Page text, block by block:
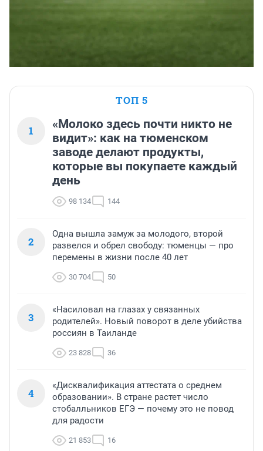
ТОП 5
1
«Молоко здесь почти никто не
видит»: как на тюменском
заводе делают продукты,
которые вы покупаете каждый
день
98 134 144
2
Одна вышла замуж за молодого, второй
развелся и обрел свободу: тюменцы — про
перемены в жизни после 40 лет
30 704 50
3
«Насиловал на глазах у связанных
родителей». Новый поворот в деле убийства
россиян в Таиланде
23 828 36
4
«Дисквалификация аттестата о среднем
образовании». В стране растет число
стобалльников ЕГЭ — почему это не повод
для радости
21 853 16